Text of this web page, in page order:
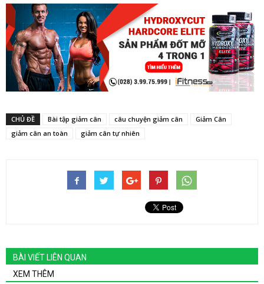
CHỦ ĐỀ Bài tập giảm cân câu chuyện giảm cân
Giảm Cân
giảm cân an toàn
giảm cân tự nhiên
BÀI VIẾT LIÊN QUAN
XEM THÊM